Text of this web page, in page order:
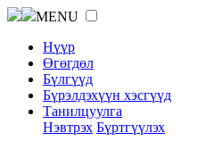
MENU
Нүүр
Өгөгдөл
Бүлгүүд
Бүрэлдэхүүн хэсгүүд
Танилцуулга
Нэвтрэх Бүртгүүлэх